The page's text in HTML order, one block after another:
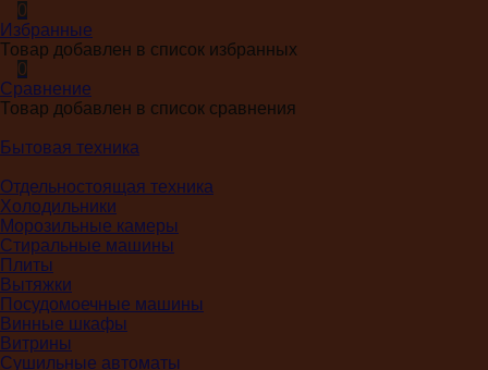
0
Избранные
Товар добавлен в список избранных
0
Сравнение
Товар добавлен в список сравнения
Бытовая техника
Отдельностоящая техника
Холодильники
Морозильные камеры
Стиральные машины
Плиты
Вытяжки
Посудомоечные машины
Винные шкафы
Витрины
Сушильные автоматы